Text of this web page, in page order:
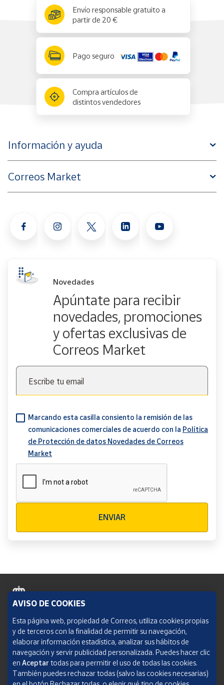
Envío responsable gratuito a
partir de 20 €
Pago seguro
Compra artículos de
distintos vendedores
Información y ayuda
Correos Market
Novedades
Apúntate para recibir
novedades, promociones
y ofertas exclusivas de
Correos Market
Escribe tu email
Marcando esta casilla consiento la remisión de las
comunicaciones comerciales de acuerdo con la Política
de Protección de datos Novedades de Correos
Market
ENVIAR
Política de cookies
Aviso legal
Condiciones del servicio
Política de Privacidad Web
AVISO DE COOKIES
Esta página web, propiedad de Correos, utiliza cookies propias
y de terceros con la finalidad de permitir su navegación,
elaborar información estadística, analizar sus hábitos de
navegación y servir publicidad personalizada. Puedes hacer clic
en Aceptar todas para permitir el uso de todas las cookies.
También puedes rechazar todas (salvo las cookies necesarias)